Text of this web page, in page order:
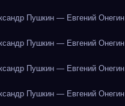
Пушкин — Евгений Онегин
Пушкин — Евгений Онегин
Пушкин — Евгений Онегин
Пушкин — Евгений Онегин